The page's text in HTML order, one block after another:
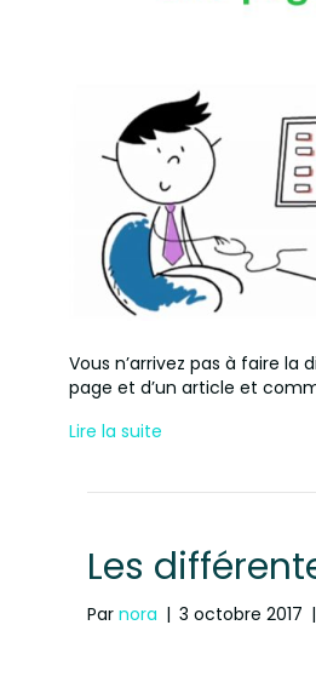
Vous n’arrivez pas à faire
page et d’un article et
Lire la suite
Les
Par nora | 3 octobre 2017 |